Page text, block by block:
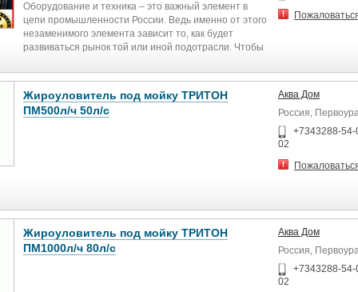
Оборудование и техника – это важный элемент в
цепи промышленности России. Ведь именно от этого
незаменимого элемента зависит то, как будет
развиваться рынок той или иной подотрасли. Чтобы
отвечало поставленным задачам, оно должно
установленным законодательством. В противном
случае результат производимых товаров может
Жироуловитель под мойку ТРИТОН
ПМ500л/ч 50л/с
Производительность м.куб./ч.
Аква Дом
Россия,
+7343288-
02
Жироуловитель под мойку ТРИТОН
ПМ1000л/ч 80л/с
Аква Дом
Россия,
+7343288-
02